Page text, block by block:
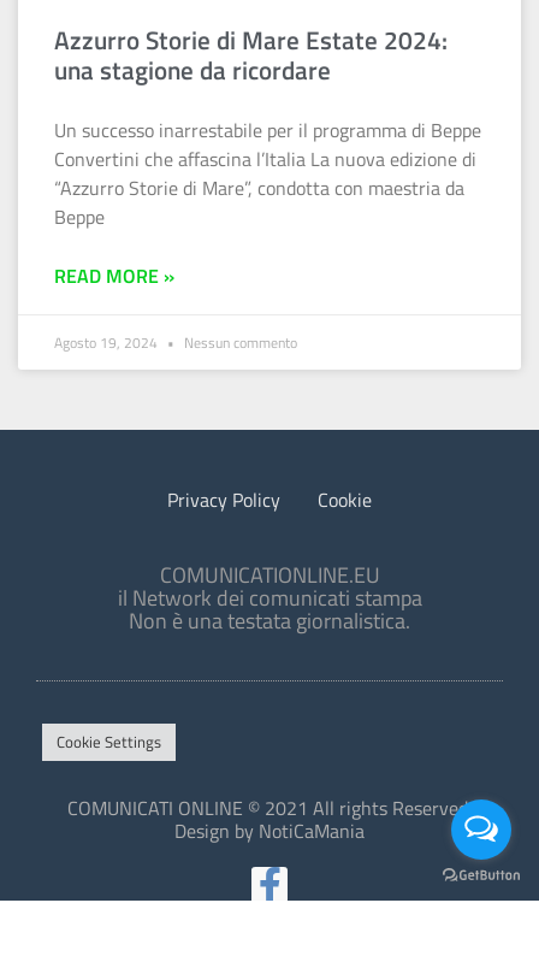
Azzurro Storie di Mare Estate 2024:
una stagione da ricordare
Un successo inarrestabile per il programma di Beppe
Convertini che affascina l’Italia La nuova edizione di
“Azzurro Storie di Mare”, condotta con maestria da
Beppe
READ MORE »
Agosto 19, 2024 Nessun commento
Privacy Policy Cookie
COMUNICATIONLINE.EU
il Network dei comunicati stampa
Non è una testata giornalistica.
Cookie Settings
COMUNICATI ONLINE © 2021 All rights Reserved.
Design by NotiCaMania